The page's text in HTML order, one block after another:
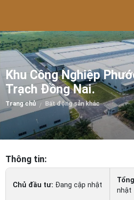
Khu Công Nghiệp
Trạch Đồng Nai.
Trang chủ / Bất động sản khác
Thông tin:
Chủ đầu tư: Đang cập nhật
nhật